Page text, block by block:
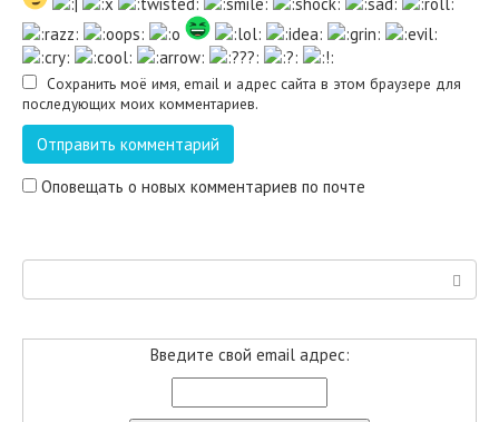
Сохранить моё имя, email и адрес сайта в этом браузере для
последующих моих комментариев.
Оповещать о новых комментариев по почте
Введите свой email адрес: